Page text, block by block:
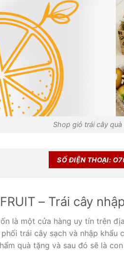
Shop giỏ trái cây quà
SỐ ĐIỆN THOẠI:
– Trái cây
là một cửa hàng uy tín trên
trái cây sạch và nhập khẩu
quà tặng và sau đó sẽ là